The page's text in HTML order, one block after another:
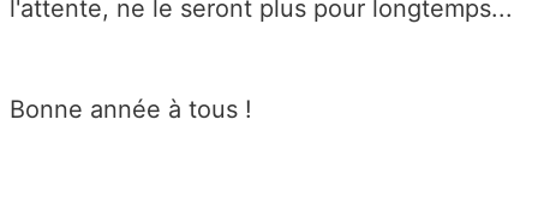
l'attente, ne le seront plus pour longtemps...
Bonne année à tous !